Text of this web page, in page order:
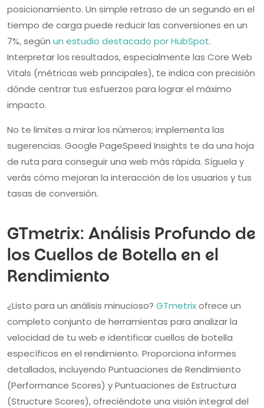
posicionamiento. Un simple retraso de un segundo en el
tiempo de carga puede reducir las conversiones en un
7%, según un estudio destacado por HubSpot.
Interpretar los resultados, especialmente las Core Web
Vitals (métricas web principales), te indica con precisión
dónde centrar tus esfuerzos para lograr el máximo
impacto.
No te limites a mirar los números; implementa las
sugerencias. Google PageSpeed Insights te da una hoja
de ruta para conseguir una web más rápida. Síguela y
verás cómo mejoran la interacción de los usuarios y tus
tasas de conversión.
GTmetrix: Análisis Profundo de
los Cuellos de Botella en el
Rendimiento
¿Listo para un análisis minucioso? GTmetrixofrece un
completo conjunto de herramientas para analizar la
velocidad de tu web e identificar cuellos de botella
específicos en el rendimiento. Proporciona informes
detallados, incluyendo Puntuaciones de Rendimiento
(Performance Scores) y Puntuaciones de Estructura
(Structure Scores), ofreciéndote una visión integral del